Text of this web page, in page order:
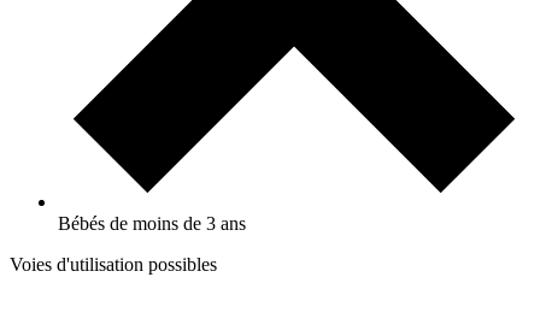
Bébés de moins de 3 ans
Voies d'utilisation possibles